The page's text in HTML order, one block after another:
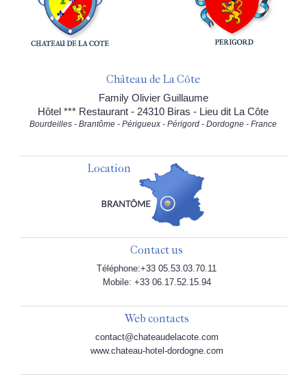
Château de La Côte
Family Olivier Guillaume
Hôtel *** Restaurant - 24310 Biras - Lieu dit La Côte
Bourdeilles - Brantôme - Périgueux - Périgord - Dordogne - France
Location
Contact us
Téléphone:+33 05.53.03.70.11
Mobile: +33 06.17.52.15.94
Web contacts
contact@chateaudelacote.com
www.chateau-hotel-dordogne.com